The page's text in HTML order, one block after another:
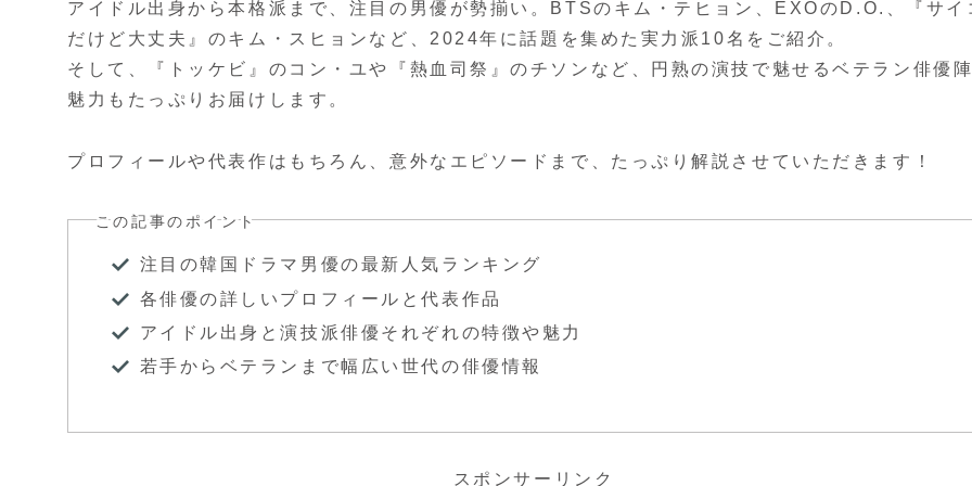
アイドル出身から本格派まで、注目の男優が勢揃い。BTSのキム・テヒョン、EXOのD.O.、『サイ
だけど大丈夫』のキム・スヒョンなど、2024年に話題を集めた実力派10名をご紹介。
そして、『トッケビ』のコン・ユや『熱血司祭』のチソンなど、円熟の演技で魅せるベテラン俳優
魅力もたっぷりお届けします。
プロフィールや代表作はもちろん、意外なエピソードまで、たっぷり解説させていただきます！
この記事のポイント
注目の韓国ドラマ男優の最新人気ランキング
各俳優の詳しいプロフィールと代表作品
アイドル出身と演技派俳優それぞれの特徴や魅力
若手からベテランまで幅広い世代の俳優情報
スポンサーリンク